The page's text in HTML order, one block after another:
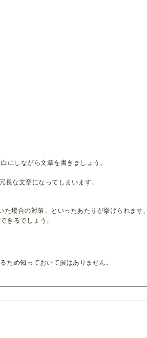
にしながら文章を書きましょう。
な文章になってしまいます。
場合の対策、といったあたりが挙げられます。
きるでしょう。
ため知っておいて損はありません。